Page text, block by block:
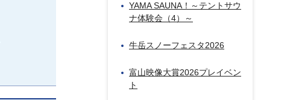
YAMA SAUNA！～テントサウ
ナ体験会（4）～
牛岳スノーフェスタ2026
富山映像大賞2026プレイベン
ト